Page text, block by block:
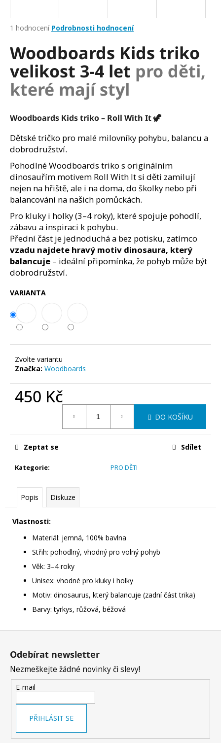
Průměrné
produktu
je
z
5
hvězdiček.
1 hodnocení Podrobnosti hodnocení
Woodboards Kids triko
velikost 3-4 let pro děti,
které mají styl
Woodboards Kids triko – Roll With It 🦖
Dětské tričko pro malé milovníky pohybu, balancu a
dobrodružství.
Pohodlné Woodboards triko s originálním
dinosauřím motivem Roll With It si děti zamilují
nejen na hřiště, ale i na doma, do školky nebo při
balancování na našich pomůckách.
Pro kluky i holky (3–4 roky), které spojuje pohodlí,
zábavu a inspiraci k pohybu.
Přední část je jednoduchá a bez potisku, zatímco
vzadu najdete hravý motiv dinosaura, který
balancuje – ideální připomínka, že pohyb může být
dobrodružství.
VARIANTA
Zvolte variantu
Značka: Woodboards
450 Kč
DO KOŠÍKU
Kategorie: PRO DĚTI
Zeptat se Sdílet
Popis Diskuze
Vlastnosti:
Materiál: jemná, 100% bavlna
Střih: pohodlný, vhodný pro volný pohyb
Věk: 3–4 roky
Unisex: vhodné pro kluky i holky
Motiv: dinosaurus, který balancuje (zadní část trika)
Barvy: tyrkys, růžová, béžová
j
t
?
HLEDAT
o
p
o
r
u
č
u
j
e
m
e
BALANČNÍ
DESKA
WOODBOARDS
SURF
KOMPLET
BALANCE
BOARD,
KTERÝ
SI
ZAMILUJETE
DÍKY
A
ZPRACOVÁNÍ
390
Původně:
090
Odebírat newsletter
Nezmeškejte žádné novinky či slevy!
E-mail
PŘIHLÁSIT SE